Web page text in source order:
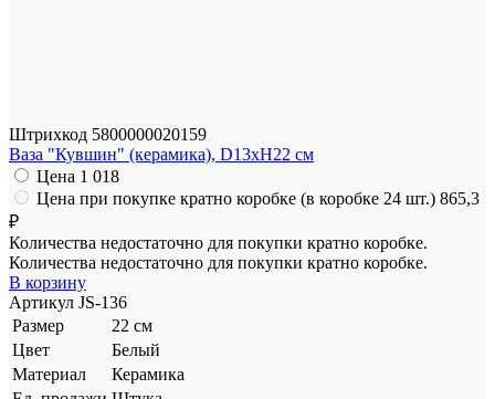
Штрихкод 5800000020159
Ваза "Кувшин" (керамика), D13xH22 см
Цена 1 018
Цена при покупке кратно коробке (в коробке 24 шт.) 865,3
₽
Количества недостаточно для покупки кратно коробке.
Количества недостаточно для покупки кратно коробке.
В корзину
Артикул JS-136
Размер
22 см
Цвет
Белый
Материал
Керамика